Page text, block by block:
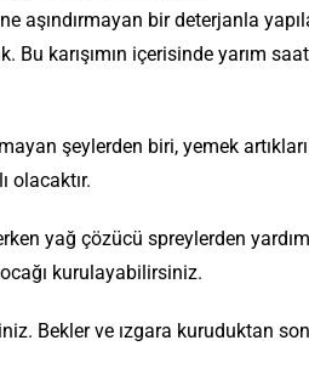
aşındırmayan bir deterjanla
Bu karışımın içerisinde yarım
şeylerden biri, yemek artıkları
olacaktır.
yağ çözücü spreylerden
kurulayabilirsiniz.
Bekler ve ızgara kuruduktan